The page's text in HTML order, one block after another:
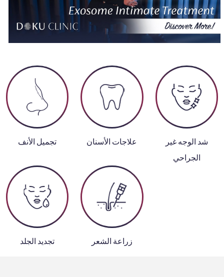
تجميل الأنف علاجات الأسنان
شد الوجه غير
الجراحي
تجديد الجلد زراعة الشعر